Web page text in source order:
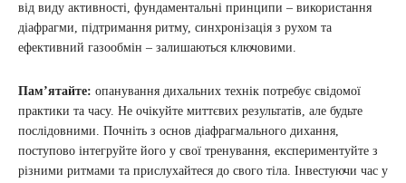
від виду активності, фундаментальні принципи – використання
діафрагми, підтримання ритму, синхронізація з рухом та
ефективний газообмін – залишаються ключовими.
Пам’ятайте: опанування дихальних технік потребує свідомої
практики та часу. Не очікуйте миттєвих результатів, але будьте
послідовними. Почніть з основ діафрагмального дихання,
поступово інтегруйте його у свої тренування, експериментуйте з
різними ритмами та прислухайтеся до свого тіла. Інвестуючи час у